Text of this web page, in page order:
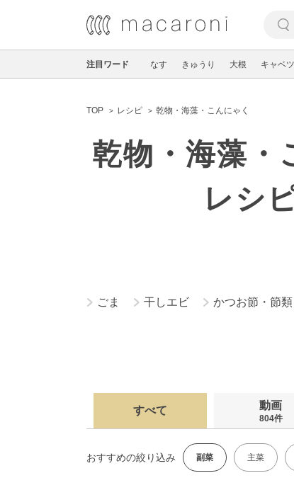
注目ワード なす きゅうり 大根 キャベツ
TOP レシピ 乾物・海藻・こんにゃく
乾物・海藻・
レシ
ごま 干しエビ かつお節・節類
すべて 動画
804件
おすすめの絞り込み 副菜 主菜